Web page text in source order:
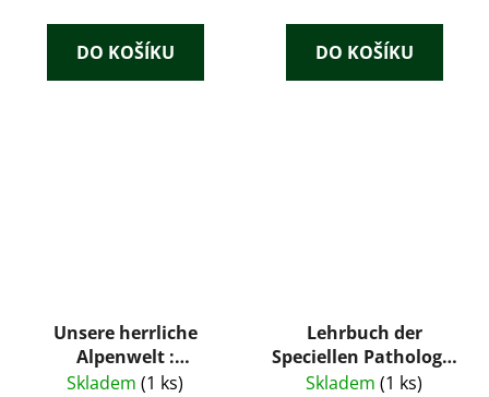
DO KOŠÍKU DO KOŠÍKU
Unsere herrliche
Alpenwelt :
Saumpfade -
Skladem (1 ks)
Lehrbuch der
Speciellen Pathologie
und Therapie der
Skladem (1 ks)